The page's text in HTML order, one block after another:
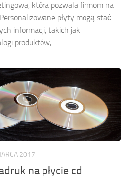
która pozwala firmom na
płyty mogą stać
informacji, takich jak
produktów,...
2017
na płycie cd